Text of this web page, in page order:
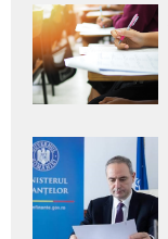
Adaugă
aici textul
pentru
subtitlu
Adaugă
aici textul
pentru
subtitlu